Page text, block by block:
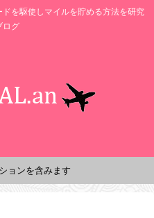
を駆使しマイルを貯める方法を研究
ログ
ョンを含みます